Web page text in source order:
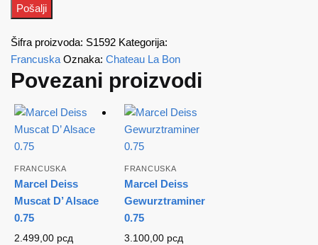
Šifra proizvoda: S1592 Kategorija:
Francuska Oznaka: Chateau La Bon
Povezani proizvodi
FRANCUSKA
Marcel Deiss
Muscat D’ Alsace
0.75
2.499,00 рсд
FRANCUSKA
Marcel Deiss
Gewurztraminer
0.75
3.100,00 рсд